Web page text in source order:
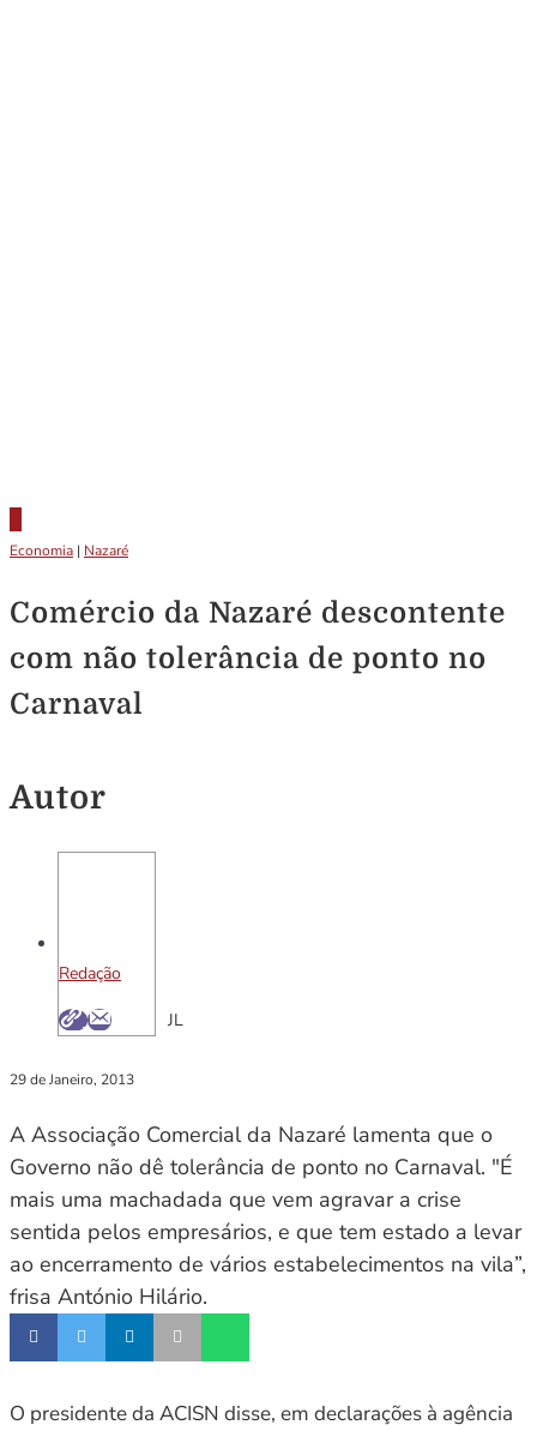
Economia | Nazaré
Comércio da Nazaré descontente
com não tolerância de ponto no
Carnaval
Autor
Redação
JL
29 de Janeiro, 2013
A Associação Comercial da Nazaré lamenta que o
Governo não dê tolerância de ponto no Carnaval. "É
mais uma machadada que vem agravar a crise
sentida pelos empresários, e que tem estado a levar
ao encerramento de vários estabelecimentos na vila”,
frisa António Hilário.
O presidente da ACISN disse, em declarações à agência